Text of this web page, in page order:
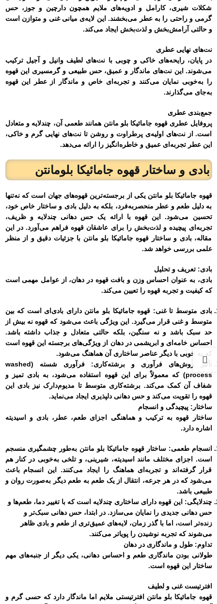
شکلات شیری، کارامل و ادویه‌های ملایم همچون دارچین و جوز، حس
گرمی و راحتی را به عطر می‌بخشند. این لایه‌ی میانی غنی و متوازن است
و حالتی آرامش‌بخش و لذت‌بخش ایجاد می‌کند.
نت‌های نهایی عطری
در پایان، رایحه‌های خاکی و چوبی با نت‌های لطیف وانیل و آجیل ترکیب
می‌شوند. این نت‌های ماندگار و عمیق، حس طبیعی و گرمسیری این قهوه
را به‌خوبی نمایان می‌کنند و تجربه‌ای خاص و ماندگار از عطر این قهوه
به‌جای می‌گذارند.
جمع‌بندی عطری
پروفایل عطری قهوه جامائیکا بلو مانتن همانند طعمی آن، چندلایه و متعادل
است. از نت‌های اولیه‌ی پرطراوت و روشن تا نت‌های نهایی گرم و خاکی،
این عطر تجربه‌ای عمیق و خاطره‌انگیز را ارائه می‌دهد.
بادی و ساختار قهوه جامائیکا بلومانتن
قهوه جامائیکا بلو مانتن یکی از برجسته‌ترین قهوه‌های جهان است که نه‌تنها
به دلیل طعم و عطر منحصربه‌فرد، بلکه به دلیل بادی و ساختار خاص خود،
تحسین می‌شود. این قهوه با ارائه یک حس دهانی چندلایه و ظریف،
تجربه‌ای پیچیده و لذت‌بخش را برای عاشقان قهوه فراهم می‌آورد. در این
مقاله، بادی و ساختار قهوه جامائیکا بلو مانتن با جزئیات دقیق و از منظر
علمی بررسی خواهد شد.
بادی: تعریف و تحلیل
بادی، به عنوان احساس وزن و بافت قهوه در دهان، از عوامل مهمی است
که کیفیت و تجربه قهوه را تعیین می‌کند.
بادی متوسط تا غنی: قهوه جامائیکا بلو مانتن دارای بادی‌ای است که بین
متوسط و غنی قرار می‌گیرد. این ویژگی باعث می‌شود که قهوه نه بیش از
حد سبک باشد و نه سنگین، بلکه حالتی متعادل و جذاب داشته باشد.
احساس خامه‌ای و ابریشمی در دهان از ویژگی‌های برجسته این قهوه است
که به خوبی با دیگر عناصر ساختاری آن هماهنگ می‌شود.
تأثیر روش‌های فرآوری و برشته‌کاری:
فرآوری شسته (washed
process) که معمولاً برای این قهوه استفاده می‌شود، به بادی تمیز و
شفاف آن کمک می‌کند. برشته‌کاری متوسط تا مدیوم‌دارک نیز بادی این
قهوه را تقویت می‌کند و حس دهانی دلپذیری ایجاد می‌نماید.
ساختار: پیچیدگی و انسجام
ساختار قهوه به ترکیب و هماهنگی اجزای طعم، عطر، بادی و اسیدیته
اشاره دارد.
انسجام طعمی: ساختار قهوه جامائیکا بلو مانتن به‌طور چشمگیری منسجم
است. اجزای مختلف مانند اسیدیته، شیرینی، و تلخی به‌خوبی در کنار هم
قرار گرفته‌اند و تجربه‌ای هماهنگ را ایجاد می‌کنند. این انسجام باعث
می‌شود که در هر جرعه، انتقال از یک طعم به طعم دیگر به‌صورت روان و
طبیعی باشد.
چندلایگی: این قهوه دارای ساختاری چندلایه است که با تغییر دما، طعم‌ها و
حس دهانی جدیدی را نمایان می‌سازد. در ابتدا، حس دهانی سبک‌تر و
زنده‌تر است، اما با گذر زمان، لایه‌های عمیق‌تری از طعم و بادی ظاهر
می‌شوند که تجربه نوشیدن را پویاتر می‌کنند.
تداوم: طول و ماندگاری در دهان
طولانی بودن ماندگاری طعم و احساس دهانی، یکی دیگر از جنبه‌های مهم
ساختار این قهوه است.
افترتیست غنی و لطیف
قهوه جامائیکا بلو مانتن افترتیستی ملایم اما ماندگار دارد که حسی گرم و